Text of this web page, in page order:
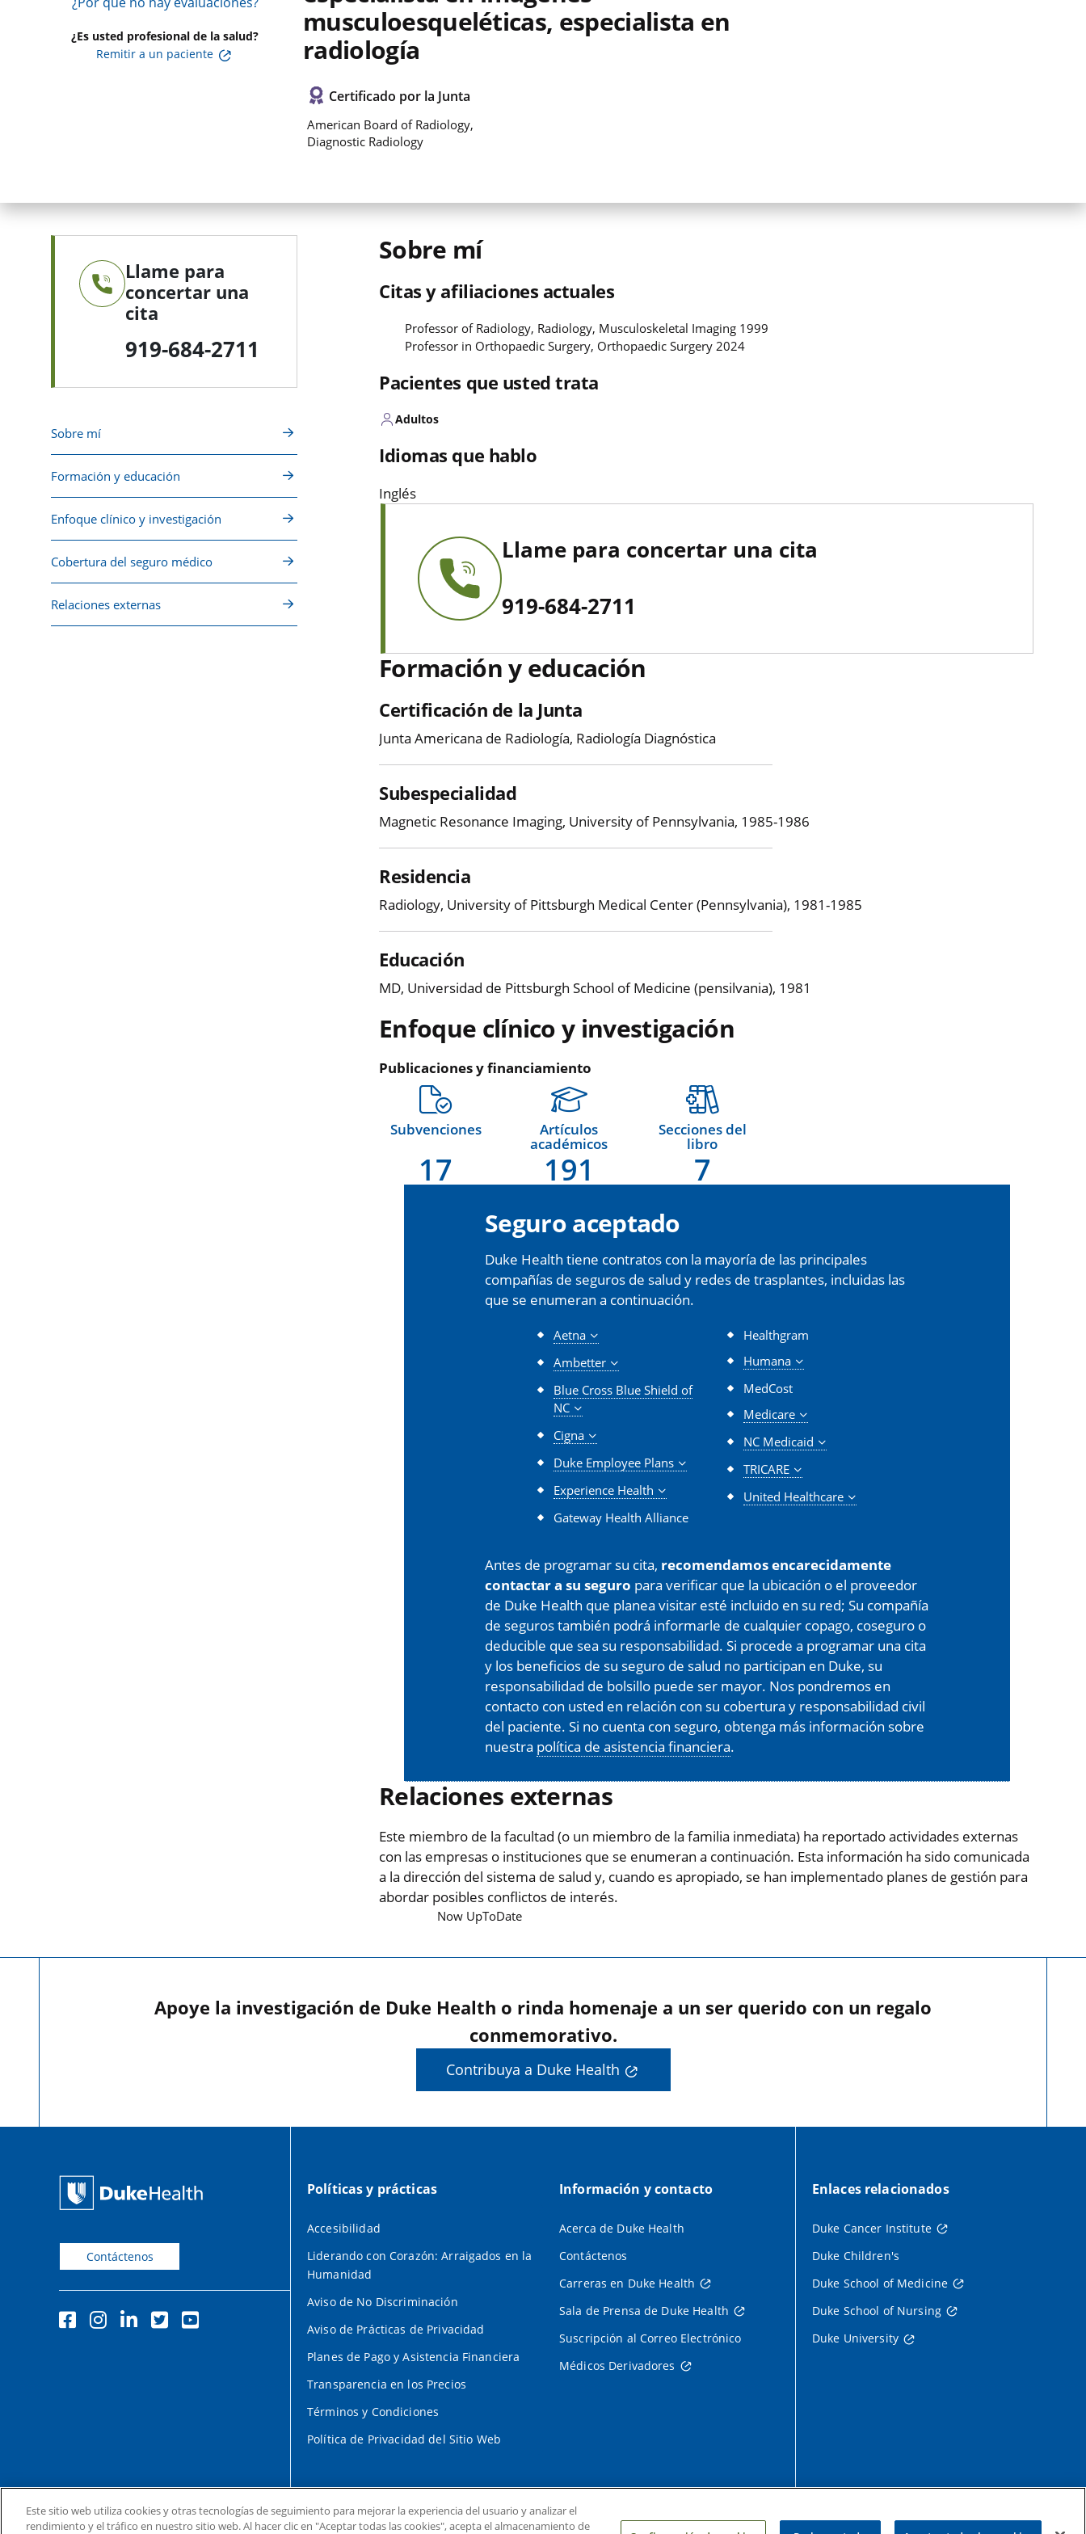
¿Es usted profesional de la salud?
Remitir a un paciente
musculoesqueléticas, especialista en
radiología
Certificado por la Junta
American Board of Radiology,
Diagnostic Radiology
Llame para
concertar una
cita
919-684-2711
Sobre mí
Formación y educación
Enfoque clínico y investigación
Cobertura del seguro médico
Relaciones externas
Sobre mí
Citas y afiliaciones actuales
Professor of Radiology, Radiology, Musculoskeletal Imaging 1999
Professor in Orthopaedic Surgery, Orthopaedic Surgery 2024
Pacientes que usted trata
Adultos
Idiomas que hablo
Inglés
Llame para concertar una cita
919-684-2711
Formación y educación
Certificación de la Junta
Junta Americana de Radiología, Radiología Diagnóstica
Subespecialidad
Magnetic Resonance Imaging, University of Pennsylvania, 1985-1986
Residencia
Radiology, University of Pittsburgh Medical Center (Pennsylvania), 1981-1985
Educación
MD, Universidad de Pittsburgh School of Medicine (pensilvania), 1981
Enfoque clínico y investigación
Publicaciones y financiamiento
Subvenciones
17
Artículos
académicos
191
Secciones del
libro
7
Seguro aceptado
Duke Health tiene contratos con la mayoría de las principales
compañías de seguros de salud y redes de trasplantes, incluidas las
que se enumeran a continuación.
Aetna
Ambetter
Blue Cross Blue Shield of
NC
Cigna
Duke Employee Plans
Experience Health
Gateway Health Alliance
Healthgram
Humana
MedCost
Medicare
NC Medicaid
TRICARE
United Healthcare
Antes de programar su cita, recomendamos encarecidamente
contactar a su seguro para verificar que la ubicación o el proveedor
de Duke Health que planea visitar esté incluido en su red; Su compañía
de seguros también podrá informarle de cualquier copago, coseguro o
deducible que sea su responsabilidad. Si procede a programar una cita
y los beneficios de su seguro de salud no participan en Duke, su
responsabilidad de bolsillo puede ser mayor. Nos pondremos en
contacto con usted en relación con su cobertura y responsabilidad civil
del paciente. Si no cuenta con seguro, obtenga más información sobre
nuestra política de asistencia financiera.
Relaciones externas
Este miembro de la facultad (o un miembro de la familia inmediata) ha reportado actividades externas
con las empresas o instituciones que se enumeran a continuación. Esta información ha sido comunicada
a la dirección del sistema de salud y, cuando es apropiado, se han implementado planes de gestión para
abordar posibles conflictos de interés.
Now UpToDate
Apoye la investigación de Duke Health o rinda homenaje a un ser querido con un regalo
conmemorativo.
Contribuya a Duke Health
Contáctenos
Políticas y prácticas
Accesibilidad
Liderando con Corazón: Arraigados en la
Humanidad
Aviso de No Discriminación
Aviso de Prácticas de Privacidad
Planes de Pago y Asistencia Financiera
Transparencia en los Precios
Términos y Condiciones
Política de Privacidad del Sitio Web
Información y contacto
Acerca de Duke Health
Contáctenos
Carreras en Duke Health
Sala de Prensa de Duke Health
Suscripción al Correo Electrónico
Médicos Derivadores
Enlaces relacionados
Duke Cancer Institute
Duke Children's
Duke School of Medicine
Duke School of Nursing
Duke University
Este sitio web utiliza cookies y otras tecnologías de seguimiento para mejorar la experiencia del usuario y analizar el
rendimiento y el tráfico en nuestro sitio web. Al hacer clic en "Aceptar todas las cookies", acepta el almacenamiento de